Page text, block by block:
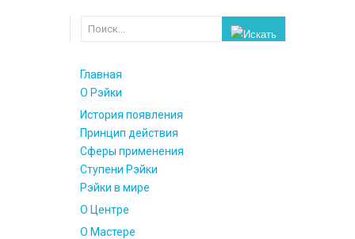
Главная
О Рэйки
История появления
Принцип действия
Сферы применения
Ступени Рэйки
Рэйки в мире
О Центре
О Мастере